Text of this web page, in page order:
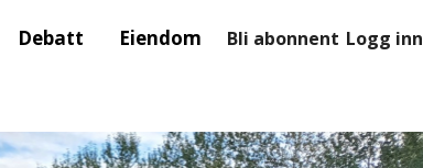
Debatt Eiendom Bli abonnent Logg inn